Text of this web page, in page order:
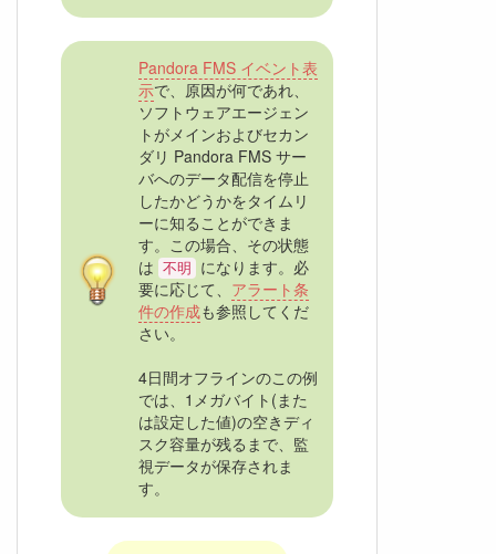
Pandora FMS イベント表
示で、原因が何であれ、
ソフトウェアエージェン
トがメインおよびセカン
ダリ Pandora FMS サー
バへのデータ配信を停止
したかどうかをタイムリ
ーに知ることができま
す。この場合、その状態
は 不明 になります。必
要に応じて、 アラート条
件の作成も参照してくだ
さい。
4日間オフラインのこの例
では、1メガバイト(また
は設定した値)の空きディ
スク容量が残るまで、監
視データが保存されま
す。